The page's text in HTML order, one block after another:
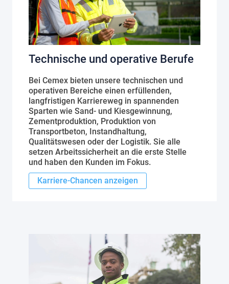
Technische und operative Berufe
Bei Cemex bieten unsere technischen und
operativen Bereiche einen erfüllenden,
langfristigen Karriereweg in spannenden
Sparten wie Sand- und Kiesgewinnung,
Zementproduktion, Produktion von
Transportbeton, Instandhaltung,
Qualitätswesen oder der Logistik. Sie alle
setzen Arbeitssicherheit an die erste Stelle
und haben den Kunden im Fokus.
Karriere-Chancen anzeigen